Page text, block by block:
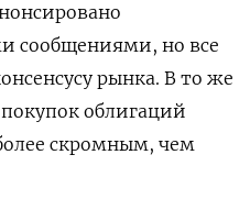
сообщениями, но все
рынка. В то же
облигаций
скромным, чем